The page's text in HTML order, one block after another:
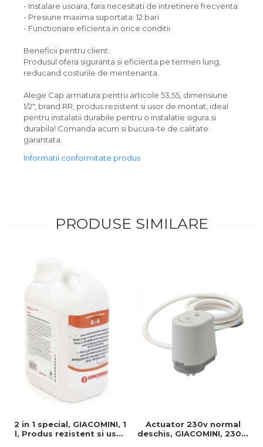
- Instalare usoara, fara necesitati de intretinere frecventa
- Presiune maxima suportata: 12 bari
- Functionare eficienta in orice conditii
Beneficii pentru client:
Produsul ofera siguranta si eficienta pe termen lung,
reducand costurile de mentenanta.
Alege Cap armatura pentru articole 53,55, dimensiune
1/2", brand RR, produs rezistent si usor de montat, ideal
pentru instalatii durabile pentru o instalatie sigura si
durabila! Comanda acum si bucura-te de calitate
garantata.
Informatii conformitate produs
PRODUSE SIMILARE
2 in 1 special, GIACOMINI, 1
l, Produs rezistent si usor
Actuator 230v normal
deschis, GIACOMINI, 230v,